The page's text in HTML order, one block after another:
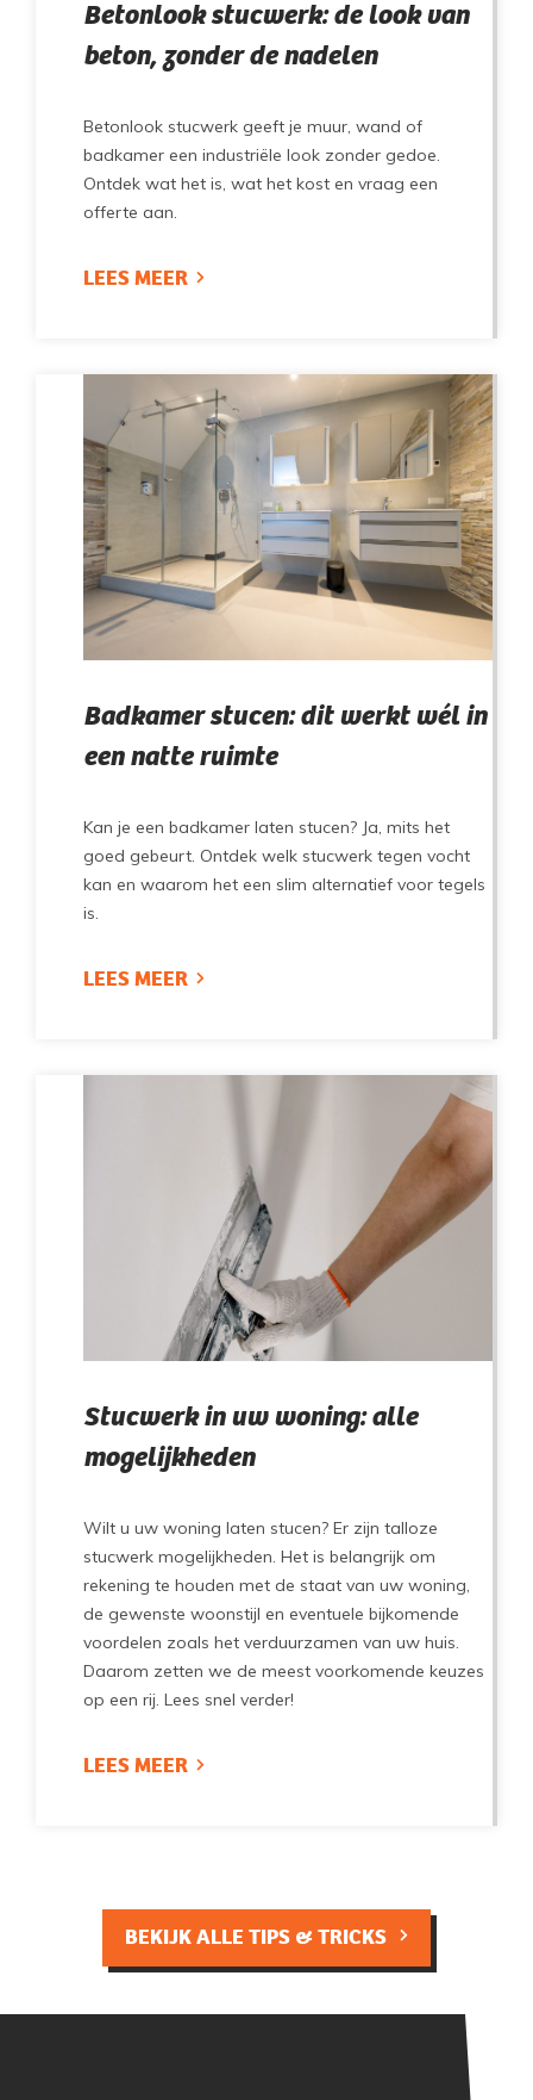
Betonlook stucwerk: de look van
beton, zonder de nadelen
Betonlook stucwerk geeft je muur, wand of
badkamer een industriële look zonder gedoe.
Ontdek wat het is, wat het kost en vraag een
offerte aan.
LEES MEER
Badkamer stucen: dit werkt wél in
een natte ruimte
Kan je een badkamer laten stucen? Ja, mits het
goed gebeurt. Ontdek welk stucwerk tegen vocht
kan en waarom het een slim alternatief voor tegels
is.
LEES MEER
Stucwerk in uw woning: alle
mogelijkheden
Wilt u uw woning laten stucen? Er zijn talloze
stucwerk mogelijkheden. Het is belangrijk om
rekening te houden met de staat van uw woning,
de gewenste woonstijl en eventuele bijkomende
voordelen zoals het verduurzamen van uw huis.
Daarom zetten we de meest voorkomende keuzes
op een rij. Lees snel verder!
LEES MEER
BEKIJK ALLE TIPS & TRICKS